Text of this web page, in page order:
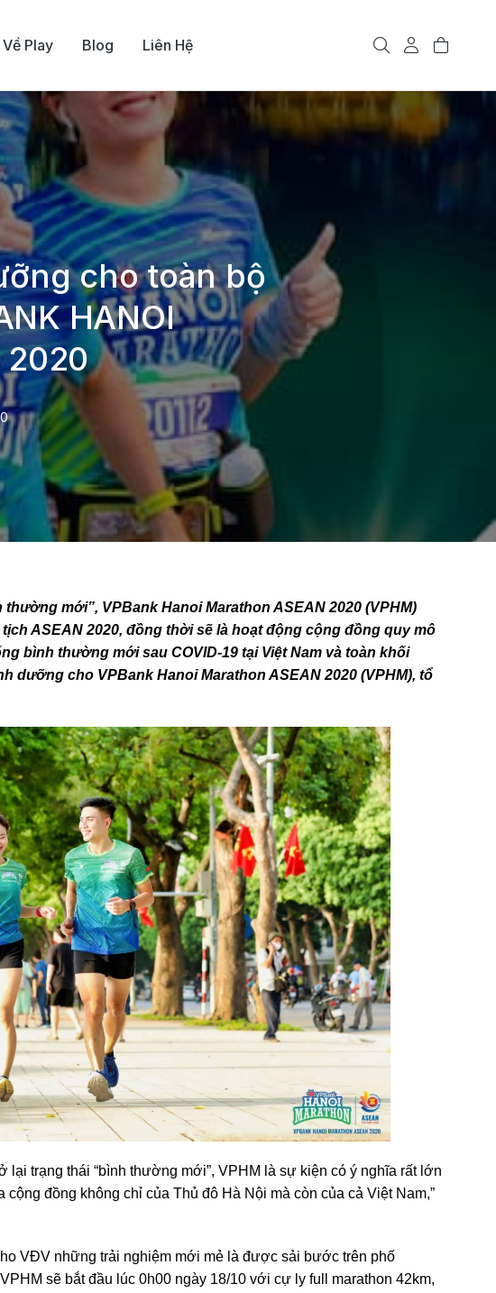
Về Play Blog Liên Hệ
cho toàn bộ
HANOI
2020
mới”, VPBank Hanoi Marathon ASEAN 2020 (VPHM)
ASEAN 2020, đồng thời sẽ là hoạt động cộng đồng quy mô
bình thường mới sau COVID-19 tại Việt Nam và toàn khối
dưỡng cho VPBank Hanoi Marathon ASEAN 2020 (VPHM), tổ
trạng thái “bình thường mới”, VPHM là sự kiện có ý nghĩa rất lớn
đồng không chỉ của Thủ đô Hà Nội mà còn của cả Việt Nam,”
VĐV những trải nghiệm mới mẻ là được sải bước trên phố
sẽ bắt đầu lúc 0h00 ngày 18/10 với cự ly full marathon 42km,